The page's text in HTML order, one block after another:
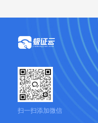
扫一扫添加微信